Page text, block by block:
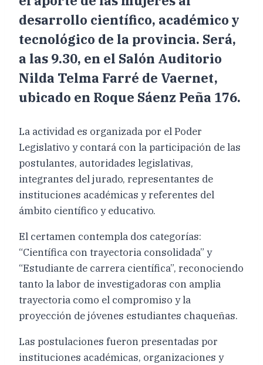
desarrollo científico, académico y
tecnológico de la provincia. Será,
a las 9.30, en el Salón Auditorio
Nilda Telma Farré de Vaernet,
ubicado en Roque Sáenz Peña 176.
La actividad es organizada por el Poder
Legislativo y contará con la participación de las
postulantes, autoridades legislativas,
integrantes del jurado, representantes de
instituciones académicas y referentes del
ámbito científico y educativo.
El certamen contempla dos categorías:
“Científica con trayectoria consolidada” y
“Estudiante de carrera científica”, reconociendo
tanto la labor de investigadoras con amplia
trayectoria como el compromiso y la
proyección de jóvenes estudiantes chaqueñas.
Las postulaciones fueron presentadas por
instituciones académicas, organizaciones y